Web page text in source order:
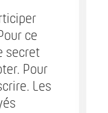
ce
secret
Pour
Les